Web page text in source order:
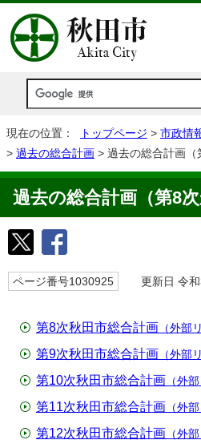
現在の位置： トップページ > 市政情
> 過去の総合計画 > 過去の総合計画（
過去の総合計画（第8
ページ番号1030925 更新日 令和
第8次秋田市総合計画 （外部
第9次秋田市総合計画 （外部
第10次秋田市総合計画 （外
第11次秋田市総合計画 （外
第12次秋田市総合計画 （外